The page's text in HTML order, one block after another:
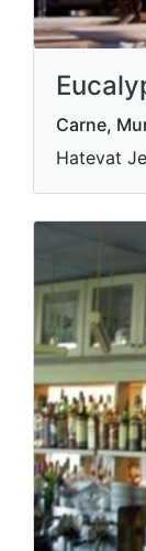
Carne,
Hatevat